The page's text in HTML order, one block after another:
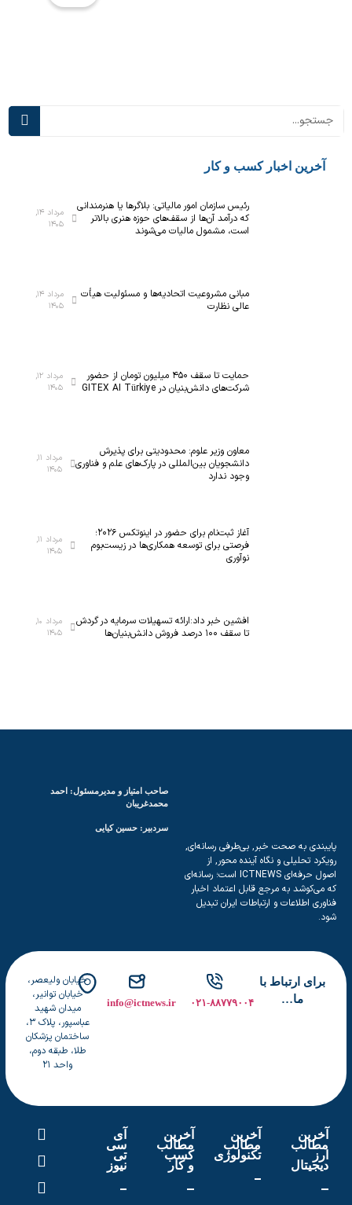
ملی
آخرین اخبار کسب و کار
رئیس سازمان امور مالیاتی: بلاگر‌ها یا هنرمندانی
که درآمد آن‌ها از سقف‌های حوزه هنری بالاتر
است، مشمول مالیات می‌شوند
مرداد ۱۴,
۱۴۰۵
مبانی مشروعیت اتحادیه‌ها و مسئولیت هیأت
عالی نظارت
مرداد ۱۴,
۱۴۰۵
حمایت تا سقف ۴۵۰ میلیون تومان از حضور
شرکت‌های دانش‌بنیان در GITEX AI Türkiye
مرداد ۱۲,
۱۴۰۵
معاون وزیر علوم: محدودیتی برای پذیرش
دانشجویان بین‌المللی در پارک‌های علم و فناوری
وجود ندارد
مرداد ۱۱,
۱۴۰۵
آغاز ثبت‌نام برای حضور در اینوتکس ۲۰۲۶؛
فرصتی برای توسعه همکاری‌ها در زیست‌بوم
نوآوری
مرداد ۱۱,
۱۴۰۵
افشین خبر داد:ارائه تسهیلات سرمایه در گردش
تا سقف ۱۰۰ درصد فروش دانش‌بنیان‌ها
مرداد ۱۰,
۱۴۰۵
پایبندی به صحت خبر, بی‌طرفی رسانه‌ای,
رویکرد تحلیلی و نگاه آینده محور, از
اصول حرفه‌ای ICTNEWS است؛ رسانه‌ای
که می‌کوشد به مرجع قابل اعتماد اخبار
فناوری اطلاعات و ارتباطات ایران تبدیل
شود.
صاحب امتیاز و مدیرمسئول: احمد
محمدغریبان
سردبیر: حسین کیایی
برای ارتباط با
ما…
۰۲۱-۸۸۷۷۹۰۰۴ info@ictnews.ir
خیابان ولیعصر،
خیابان توانیر،
میدان شهید
عباسپور، پلاک ۳،
ساختمان پزشکان
طلا، طبقه دوم،
واحد ۲۱
آخرین
مطالب
ارز
دیجیتال
آخرین
مطالب
تکنولوژی
آخرین
مطالب
کسب
و کار
آی
سی
تی
نیوز